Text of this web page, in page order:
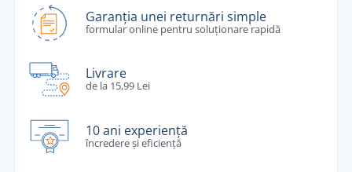
Garanția unei returnări simple
formular online pentru soluționare rapidă
Livrare
de la 15,99 Lei
10 ani experiență
încredere și eficiență